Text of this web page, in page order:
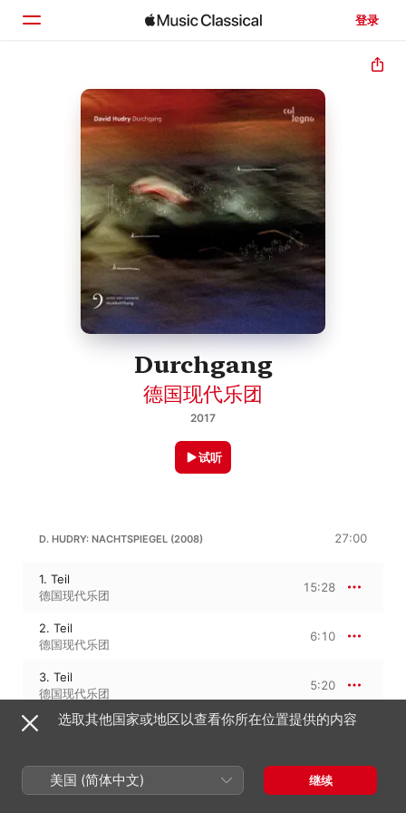
登录
主页
浏览
搜索
Durchgang
德国现代乐团
2017
试听
D. HUDRY: NACHTSPIEGEL (2008) 27:00
1. Teil
德国现代乐团
15:28
2. Teil
德国现代乐团
6:10
3. Teil
德国现代乐团
5:20
Störungen (2011)
17:13
选取其他国家或地区以查看你所在位置提供的内容
美国 (简体中文) 继续